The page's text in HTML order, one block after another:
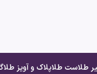
طلاست طلاپلاک و آویز طلا